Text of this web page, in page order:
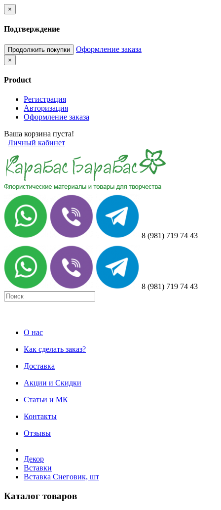
×
Подтверждение
Продолжить покупки Оформление заказа
×
Product
Регистрация
Авторизация
Оформление заказа
Ваша корзина пуста!
Личный кабинет
8 (981) 719 74 43
8 (981) 719 74 43
О нас
Как сделать заказ?
Доставка
Акции и Скидки
Статьи и МК
Контакты
Отзывы
Декор
Вставки
Вставка Снеговик, шт
Каталог товаров